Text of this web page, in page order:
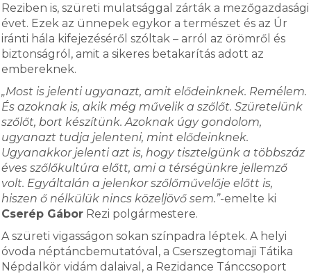
Reziben is, szüreti mulatsággal zárták a mezőgazdasági
évet. Ezek az ünnepek egykor a természet és az Úr
iránti hála kifejezéséről szóltak – arról az örömről és
biztonságról, amit a sikeres betakarítás adott az
embereknek.
„Most is jelenti ugyanazt, amit elődeinknek. Remélem.
És azoknak is, akik még művelik a szőlőt. Szüretelünk
szőlőt, bort készítünk. Azoknak úgy gondolom,
ugyanazt tudja jelenteni, mint elődeinknek.
Ugyanakkor jelenti azt is, hogy tisztelgünk a többszáz
éves szőlőkultúra előtt, ami a térségünkre jellemző
volt. Egyáltalán a jelenkor szőlőművelője előtt is,
hiszen ő nélkülük nincs közeljövő sem.”-emelte ki
Cserép Gábor Rezi polgármestere.
A szüreti vigasságon sokan színpadra léptek. A helyi
óvoda néptáncbemutatóval, a Cserszegtomaji Tátika
Népdalkör vidám dalaival, a Rezidance Tánccsoport